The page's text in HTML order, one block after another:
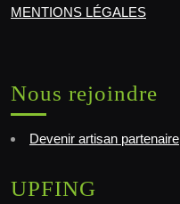
MENTIONS LÉGALES
Nous rejoindre
Devenir artisan partenaire
UPFING